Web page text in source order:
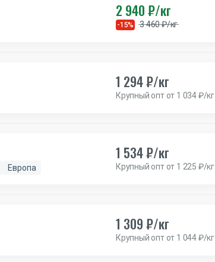
2 940 ₽/кг
-15% 3 460 ₽/кг
1 294 ₽/кг
Крупный опт от 1 034 ₽/кг
Европа
1 534 ₽/кг
Крупный опт от 1 225 ₽/кг
1 309 ₽/кг
Крупный опт от 1 044 ₽/кг